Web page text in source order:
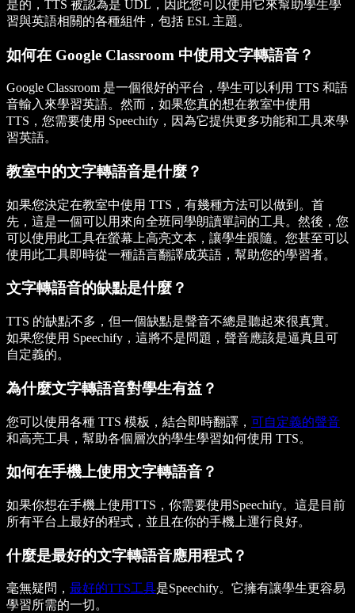
是的，TTS 被認為是 UDL，因此您可以使用它來幫助學生學
習與英語相關的各種組件，包括 ESL 主題。
如何在 Google Classroom 中使用文字轉語音？
Google Classroom 是一個很好的平台，學生可以利用 TTS 和語
音輸入來學習英語。然而，如果您真的想在教室中使用
TTS，您需要使用 Speechify，因為它提供更多功能和工具來學
習英語。
教室中的文字轉語音是什麼？
如果您決定在教室中使用 TTS，有幾種方法可以做到。首
先，這是一個可以用來向全班同學朗讀單詞的工具。然後，您
可以使用此工具在螢幕上高亮文本，讓學生跟隨。您甚至可以
使用此工具即時從一種語言翻譯成英語，幫助您的學習者。
文字轉語音的缺點是什麼？
TTS 的缺點不多，但一個缺點是聲音不總是聽起來很真實。
如果您使用 Speechify，這將不是問題，聲音應該是逼真且可
自定義的。
為什麼文字轉語音對學生有益？
您可以使用各種 TTS 模板，結合即時翻譯， 可自定義的聲音
和高亮工具，幫助各個層次的學生學習如何使用 TTS。
如何在手機上使用文字轉語音？
如果你想在手機上使用TTS，你需要使用Speechify。這是目前
所有平台上最好的程式，並且在你的手機上運行良好。
什麼是最好的文字轉語音應用程式？
毫無疑問， 最好的TTS工具是Speechify。它擁有讓學生更容易
學習所需的一切。